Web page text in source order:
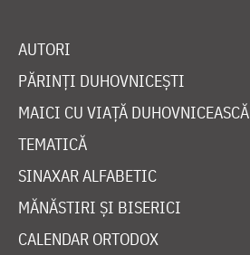
AUTORI
PĂRINȚI DUHOVNICEȘTI
MAICI CU VIAȚĂ DUHOVNICEASCĂ
TEMATICĂ
SINAXAR ALFABETIC
MĂNĂSTIRI ȘI BISERICI
CALENDAR ORTODOX